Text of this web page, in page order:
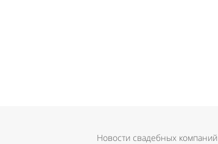
Новости свадебных компаний